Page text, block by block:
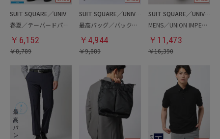
SUIT SQUARE／UNIVERSAL LANGUAGE
春夏／テーパードパンツ
￥ 6,152
￥8,789
SUIT SQUARE／UNIVERSAL LANGUAGE
最高バッグ／バックパック
￥ 4,944
￥9,889
SUIT SQUARE／UNIVERSAL LANGUAGE
MENS／UNION IMPERIAL監修／コインローファー
￥ 11,473
￥16,390